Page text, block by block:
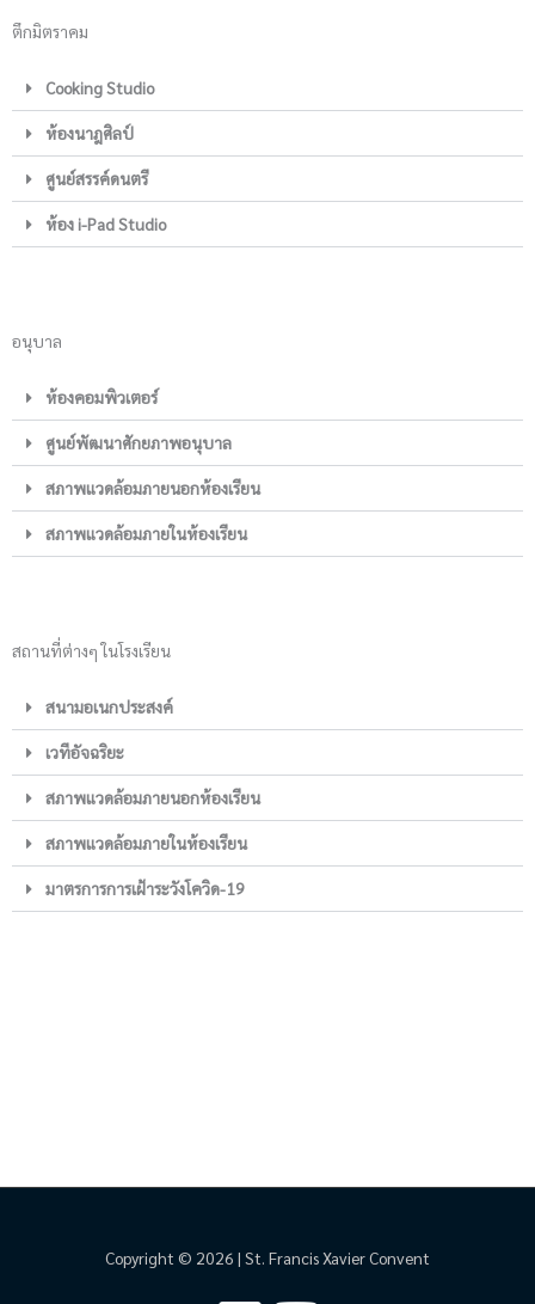
ตึกมิตราคม
Cooking Studio
ห้องนาฎศิลป์
ศูนย์สรรค์ดนตรี
ห้อง i-Pad Studio
อนุบาล
ห้องคอมพิวเตอร์
ศูนย์พัฒนาศักยภาพอนุบาล
สภาพแวดล้อมภายนอกห้องเรียน
สภาพแวดล้อมภายในห้องเรียน
สถานที่ต่างๆ ในโรงเรียน
สนามอเนกประสงค์
เวทีอัจฉริยะ
สภาพแวดล้อมภายนอกห้องเรียน
สภาพแวดล้อมภายในห้องเรียน
มาตรการการเฝ้าระวังโควิด-19
Copyright © 2026 | St. Francis Xavier Convent